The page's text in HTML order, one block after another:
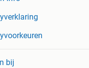
bij